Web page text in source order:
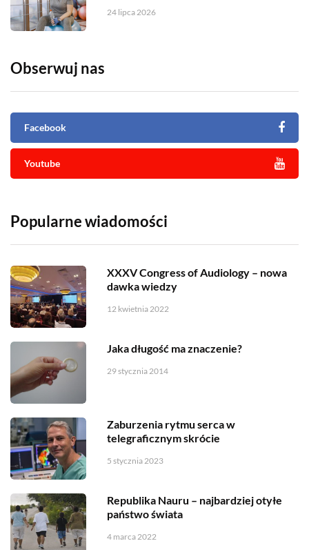
24 lipca 2026
Obserwuj nas
Facebook
Youtube
Popularne wiadomości
XXXV Congress of Audiology – nowa
dawka wiedzy
12 kwietnia 2022
Jaka długość ma znaczenie?
29 stycznia 2014
Zaburzenia rytmu serca w
telegraficznym skrócie
5 stycznia 2023
Republika Nauru – najbardziej otyłe
państwo świata
4 marca 2022